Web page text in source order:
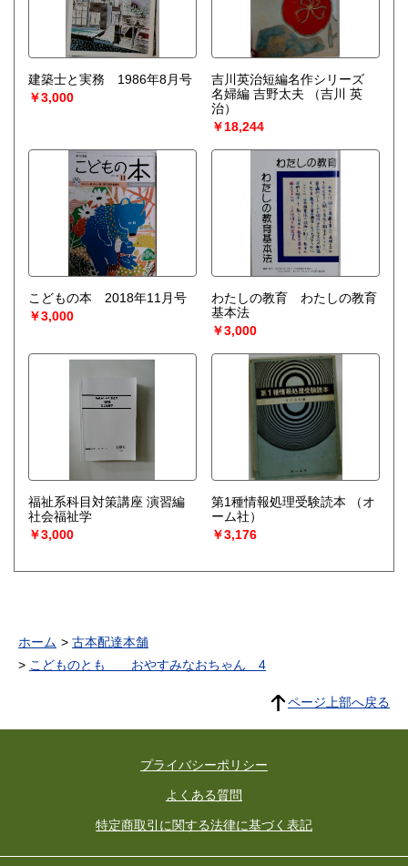
建築士と実務 1986年8月号
￥3,000
吉川英治短編名作シリーズ
名婦編 吉野太夫
（吉川 英
治）
￥18,244
こどもの本 2018年11月号
￥3,000
わたしの教育 わたしの教育
基本法
￥3,000
福祉系科目対策講座 演習編
社会福祉学
￥3,000
第1種情報処理受験読本
（オ
ーム社）
￥3,176
ホーム
古本配達本舗
こどものとも おやすみなおちゃん 4
ページ上部へ戻る
プライバシーポリシー
よくある質問
特定商取引に関する法律に基づく表記